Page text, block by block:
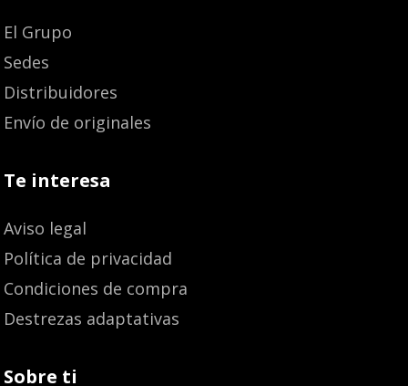
El Grupo
Sedes
Distribuidores
Envío de originales
Te interesa
Aviso legal
Política de privacidad
Condiciones de compra
Destrezas adaptativas
Sobre ti